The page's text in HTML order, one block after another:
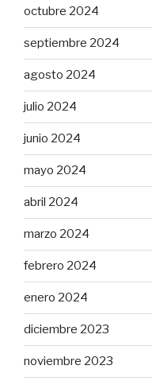
octubre 2024
septiembre 2024
agosto 2024
julio 2024
junio 2024
mayo 2024
abril 2024
marzo 2024
febrero 2024
enero 2024
diciembre 2023
noviembre 2023